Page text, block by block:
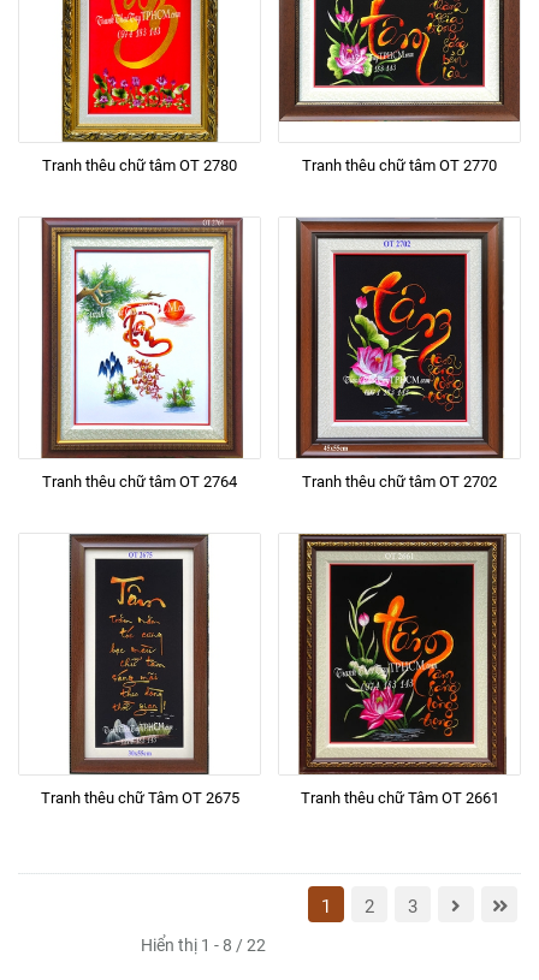
Tranh thêu chữ tâm OT 2780 Tranh thêu chữ tâm OT 2770
Tranh thêu chữ tâm OT 2764 Tranh thêu chữ tâm OT 2702
Tranh thêu chữ Tâm OT 2675 Tranh thêu chữ Tâm OT 2661
Hiển thị 1 - 8 / 22
1 2 3